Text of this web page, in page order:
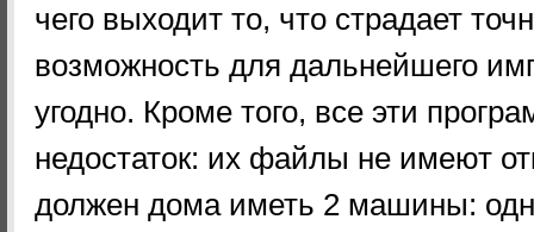
чего выходит то, что страдает
возможность для дальнейшего
угодно. Кроме того, все эти
недостаток: их файлы не имеют
должен дома иметь 2 машины: